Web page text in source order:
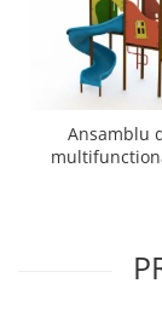
Ansamblu